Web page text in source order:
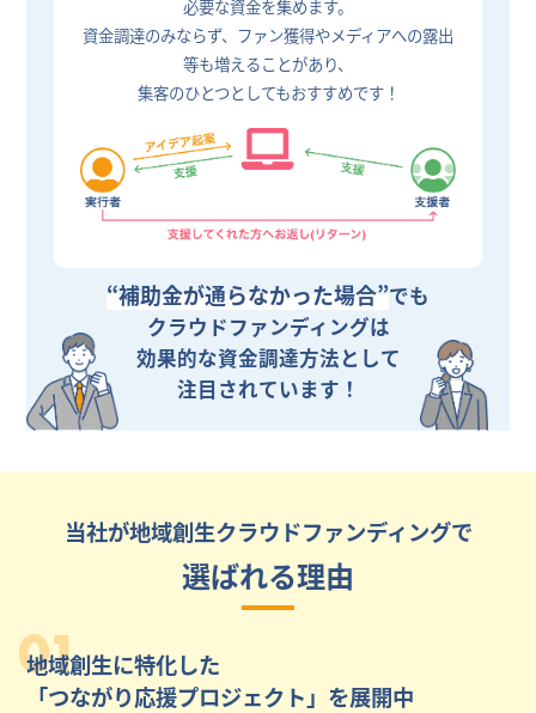
必要な資金を集めます。
資金調達のみならず、ファン獲得やメディアへの露出
等も増えることがあり、
集客のひとつとしてもおすすめです！
“補助金が通らなかった場合”でも
クラウドファンディングは
効果的な資金調達方法として
注目されています！
当社が地域創生クラウドファンディングで
選ばれる理由
01
地域創生に特化した
「つながり応援プロジェクト」を展開中